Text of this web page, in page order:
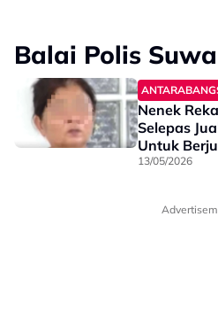
Balai Polis
Nenek
Selepas
Untuk
13/05/2026